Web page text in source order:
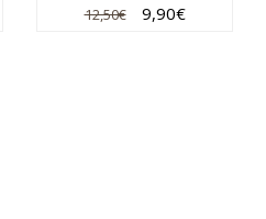
12,50€ 9,90€